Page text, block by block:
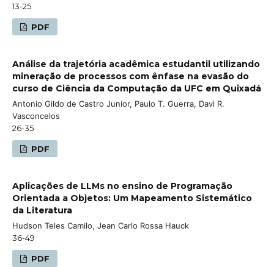
13-25
PDF
Análise da trajetória acadêmica estudantil utilizando
mineração de processos com ênfase na evasão do
curso de Ciência da Computação da UFC em Quixadá
Antonio Gildo de Castro Junior, Paulo T. Guerra, Davi R.
Vasconcelos
26-35
PDF
Aplicações de LLMs no ensino de Programação
Orientada a Objetos: Um Mapeamento Sistemático
da Literatura
Hudson Teles Camilo, Jean Carlo Rossa Hauck
36-49
PDF